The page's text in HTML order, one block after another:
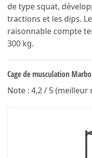
de type squat,
tractions et les dips.
raisonnable compte
300 kg.
Cage de musculation
Note : 4,2 / 5